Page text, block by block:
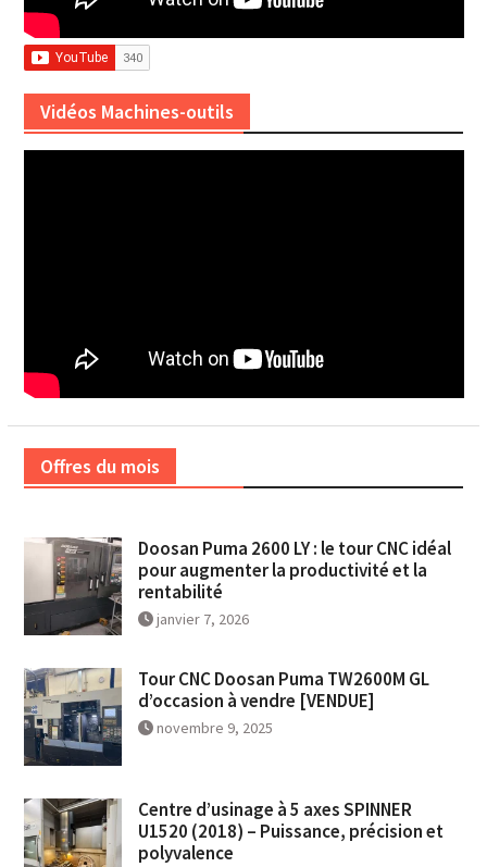
Vidéos Machines-outils
Offres du mois
Doosan Puma 2600 LY : le tour CNC idéal
pour augmenter la productivité et la
rentabilité
janvier 7, 2026
Tour CNC Doosan Puma TW2600M GL
d’occasion à vendre [VENDUE]
novembre 9, 2025
Centre d’usinage à 5 axes SPINNER
U1520 (2018) – Puissance, précision et
polyvalence